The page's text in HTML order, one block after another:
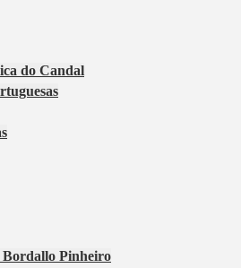
do Candal
Bordallo Pinheiro